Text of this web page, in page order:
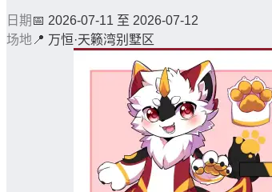
日期 📅 2026-07-11 至 2026-07-12
场地 📍 万恒·天籁湾别墅区